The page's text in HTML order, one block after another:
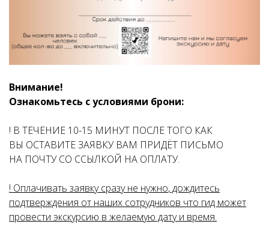
Внимание!
Ознакомьтесь с условиями брони:
! В ТЕЧЕНИЕ 10-15 МИНУТ ПОСЛЕ ТОГО КАК
ВЫ ОСТАВИТЕ ЗАЯВКУ ВАМ ПРИДЁТ ПИСЬМО
НА ПОЧТУ СО ССЫЛКОЙ НА ОПЛАТУ.
! Оплачивать заявку сразу не нужно, дождитесь
подтверждения от наших сотрудников что гид может
провести экскурсию в желаемую дату и время.